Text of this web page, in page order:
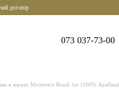
договір
073 037-73-00
в зернах Monterico Brazil 1кг (100% Арабіка)